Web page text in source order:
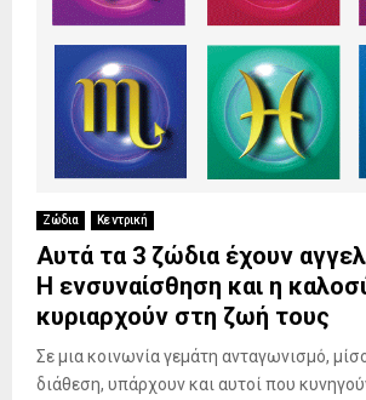
Ζώδια Κεντρική
Αυτά τα 3 ζώδια έχουν
Η ενσυναίσθηση και η
κυριαρχούν στη ζωή τους
Σε μια κοινωνία γεμάτη ανταγωνισμό,
διάθεση, υπάρχουν και αυτοί που